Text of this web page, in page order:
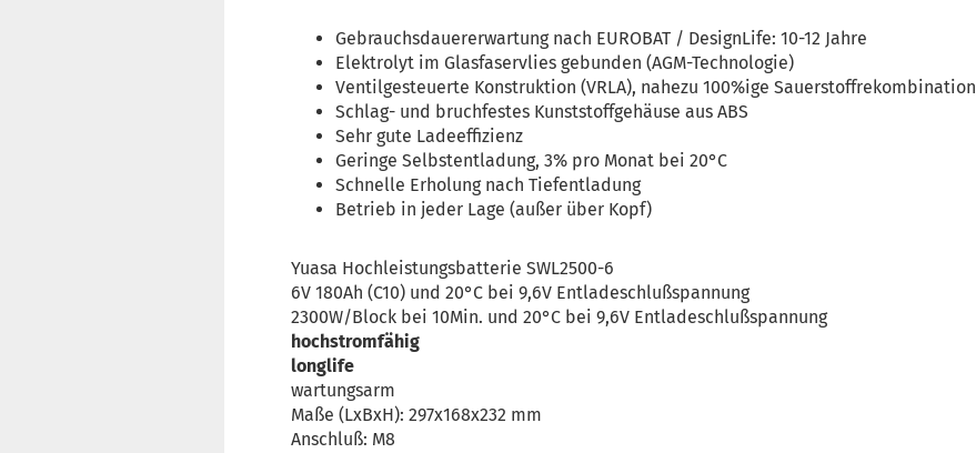
Gebrauchsdauererwartung nach EUROBAT / DesignLife: 10-12 Jahre
Elektrolyt im Glasfaservlies gebunden (AGM-Technologie)
Ventilgesteuerte Konstruktion (VRLA), nahezu 100%ige Sauerstoffrekombination
Schlag- und bruchfestes Kunststoffgehäuse aus ABS
Sehr gute Ladeeffizienz
Geringe Selbstentladung, 3% pro Monat bei 20°C
Schnelle Erholung nach Tiefentladung
Betrieb in jeder Lage (außer über Kopf)
Yuasa Hochleistungsbatterie SWL2500-6
6V 180Ah (C10) und 20°C bei 9,6V Entladeschlußspannung
2300W/Block bei 10Min. und 20°C bei 9,6V Entladeschlußspannung
hochstromfähig
longlife
wartungsarm
Maße (LxBxH): 297x168x232 mm
Anschluß: M8